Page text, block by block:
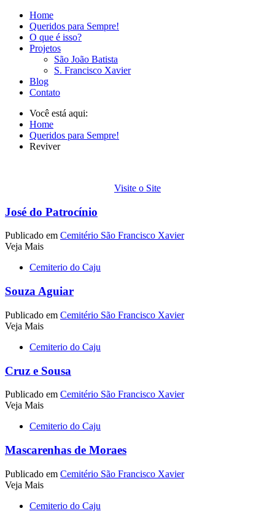
Home
Queridos para Sempre!
O que é isso?
Projetos
São João Batista
S. Francisco Xavier
Blog
Contato
Você está aqui:
Home
Queridos para Sempre!
Reviver
Visite o Site
José do Patrocínio
Publicado em Cemitério São Francisco Xavier
Veja Mais
Cemiterio do Caju
Souza Aguiar
Publicado em Cemitério São Francisco Xavier
Veja Mais
Cemiterio do Caju
Cruz e Sousa
Publicado em Cemitério São Francisco Xavier
Veja Mais
Cemiterio do Caju
Mascarenhas de Moraes
Publicado em Cemitério São Francisco Xavier
Veja Mais
Cemiterio do Caju